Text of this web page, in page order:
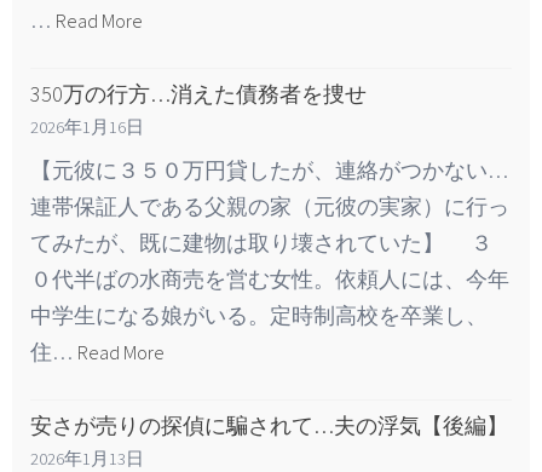
… Read More
350万の行方…消えた債務者を捜せ
2026年1月16日
【元彼に３５０万円貸したが、連絡がつかない…
連帯保証人である父親の家（元彼の実家）に行っ
てみたが、既に建物は取り壊されていた】 ３
０代半ばの水商売を営む女性。依頼人には、今年
中学生になる娘がいる。定時制高校を卒業し、
住… Read More
安さが売りの探偵に騙されて…夫の浮気【後編】
2026年1月13日